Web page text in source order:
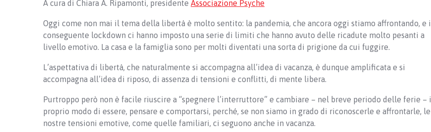
A cura di Chiara A. Ripamonti, presidente Associazione Psyche
Oggi come non mai il tema della libertà è molto sentito: la pandemia, che ancora oggi stiamo affrontando, e il
conseguente lockdown ci hanno imposto una serie di limiti che hanno avuto delle ricadute molto pesanti a
livello emotivo. La casa e la famiglia sono per molti diventati una sorta di prigione da cui fuggire.
L’aspettativa di libertà, che naturalmente si accompagna all’idea di vacanza, è dunque amplificata e si
accompagna all’idea di riposo, di assenza di tensioni e conflitti, di mente libera.
Purtroppo però non è facile riuscire a “spegnere l’interruttore” e cambiare – nel breve periodo delle ferie – il
proprio modo di essere, pensare e comportarsi, perché, se non siamo in grado di riconoscerle e affrontarle, le
nostre tensioni emotive, come quelle familiari, ci seguono anche in vacanza.